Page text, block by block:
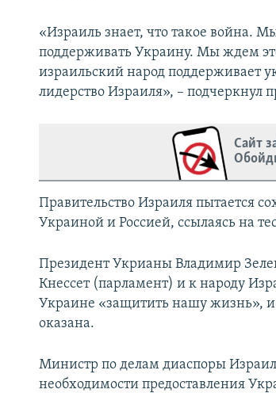
«Израиль знает, что такое война.
поддерживать Украину. Мы ждем
израильский народ поддерживает
лидерство Израиля», – подчеркнул
Сайт
Правительство Израиля пытается
Украиной и Россией, ссылаясь на
Президент Укрианы Владимир
Кнессет (парламент) и к народу
Украине «защитить нашу жизнь», и
оказана.
Министр по делам диаспоры
необходимости предоставления